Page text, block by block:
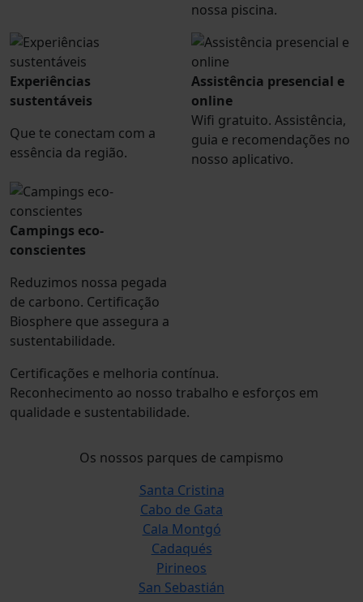
nossa piscina.
Experiências
sustentáveis
Que te conectam com a
essência da região.
Assistência presencial e
online
Wifi gratuito. Assistência,
guia e recomendações no
nosso aplicativo.
Campings eco-
conscientes
Reduzimos nossa pegada
de carbono. Certificação
Biosphere que assegura a
sustentabilidade.
Certificações e melhoria contínua.
Reconhecimento ao nosso trabalho e esforços em
qualidade e sustentabilidade.
Os nossos parques de campismo
Santa Cristina
Cabo de Gata
Cala Montgó
Cadaqués
Pirineos
San Sebastián